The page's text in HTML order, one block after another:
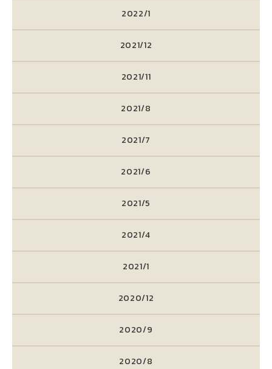
2022/1
2021/12
2021/11
2021/8
2021/7
2021/6
2021/5
2021/4
2021/1
2020/12
2020/9
2020/8